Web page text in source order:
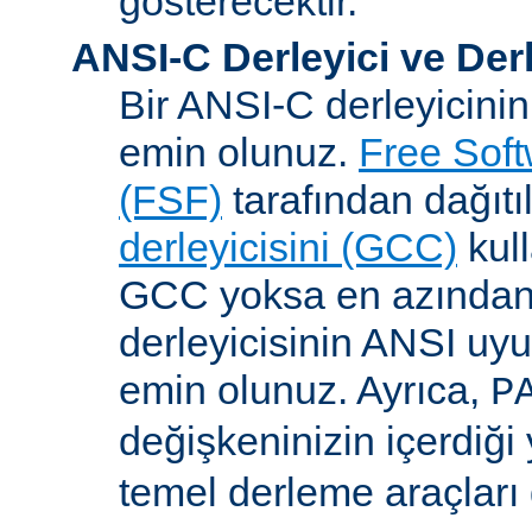
ANSI-C Derleyici ve
Bir ANSI-C
emin olunuz. Free
(FSF) tarafından
derleyicisini (GCC)
GCC yoksa en azından
derleyicisinin ANSI
emin olunuz. Ayrıca,
değişkeninizin
temel derleme araçları